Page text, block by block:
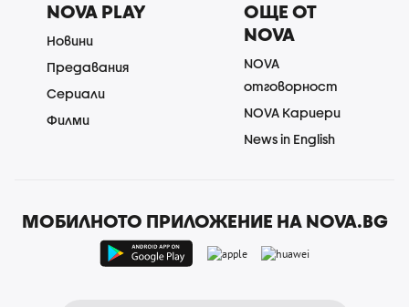
NOVA PLAY
Новини
Предавания
Сериали
Филми
ОЩЕ ОТ
NOVA
NOVA
отговорност
NOVA Кариери
News in English
МОБИЛНОТО ПРИЛОЖЕНИЕ НА NOVA.BG